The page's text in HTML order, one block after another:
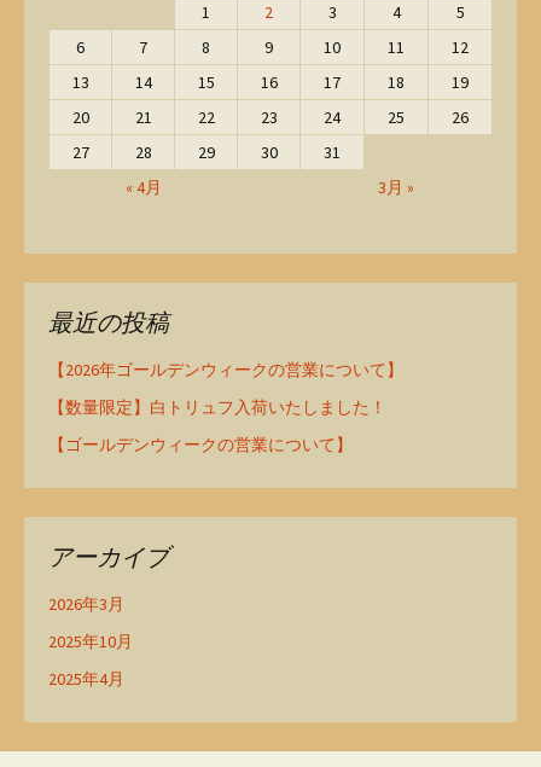
« 4月 3月 »
1 2 3 4
5
6
7 8 9 10 11
12
13
14 15 16 17 18
19
20
21 22 23 24 25
26
27
28 29 30 31
最近の投稿
【2026年ゴールデンウィークの営業について】
【数量限定】白トリュフ入荷いたしました！
【ゴールデンウィークの営業について】
アーカイブ
2026年3月
2025年10月
2025年4月